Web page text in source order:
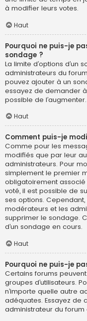
à modifier leurs votes.
Haut
Pourquoi ne puis-je
sondage ?
La limite d’options
administrateurs du
pouvez ajouter à un
essayez de demander
possible de l’augmenter.
Haut
Comment puis-je
Comme pour les
modifiés que par leur
administrateurs. Pour
simplement le premier
obligatoirement associé
voté, il est possible de
ses options.
modérateurs et les
supprimer le sondage.
d’un sondage en cours.
Haut
Pourquoi ne puis-je
Certains forums
groupes d’utilisateurs.
n’importe quelle autre
adéquates. Essayez de
administrateur du